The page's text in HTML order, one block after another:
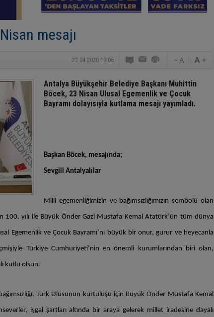
mesajı
22.04.2020 19:06
Antalya Büyükşehir Belediye Başkanı Muhittin
Böcek, 23 Nisan Ulusal Egemenlik ve Çocuk
Bayramı dolayısıyla kutlama mesajı yayımladı.
Başkan Böcek, mesajında;
Sevgili Antalyalılar
Milli egemenliğimizin ve bağımsızlığımızın sembolü olan
100. yılı ile Büyük Önder Gazi Mustafa KemalAtatürk’ün tüm dünya
Egemenlik ve Çocuk Bayramı’nı büyük bir onur, gurur ve heyecanla
Türkiye Cumhuriyeti’nin en önemli kurumlarından biri olan,
kutlu olsun.
Türk Ulusunun kurtuluşu için Büyük Önder Mustafa Kemal
işgal şartları altında bir araya gelerek millet iradesine dayalı